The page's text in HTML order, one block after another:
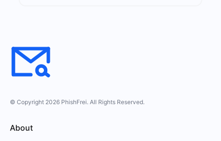
© Copyright 2026 PhishFrei. All Rights Reserved.
About